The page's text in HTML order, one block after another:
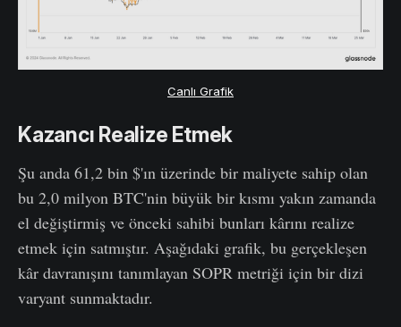
Canlı Grafik
Kazancı Realize Etmek
Şu anda 61,2 bin $'ın üzerinde bir maliyete sahip olan
bu 2,0 milyon BTC'nin büyük bir kısmı yakın zamanda
el değiştirmiş ve önceki sahibi bunları kârını realize
etmek için satmıştır. Aşağıdaki grafik, bu gerçekleşen
kâr davranışını tanımlayan SOPR metriği için bir dizi
varyant sunmaktadır.